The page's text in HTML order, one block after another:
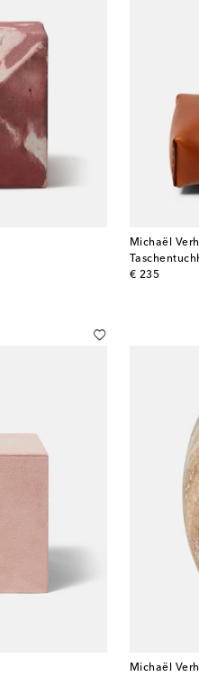
Michaël
€ 235
original price
Michaël